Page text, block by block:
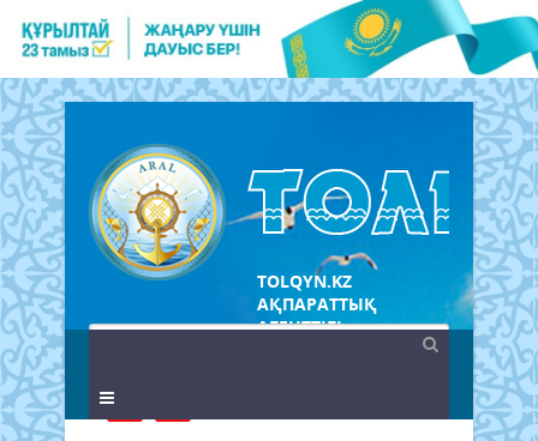
TOLQYN.KZ
АҚПАРАТТЫҚ
АГЕНТТІГІ